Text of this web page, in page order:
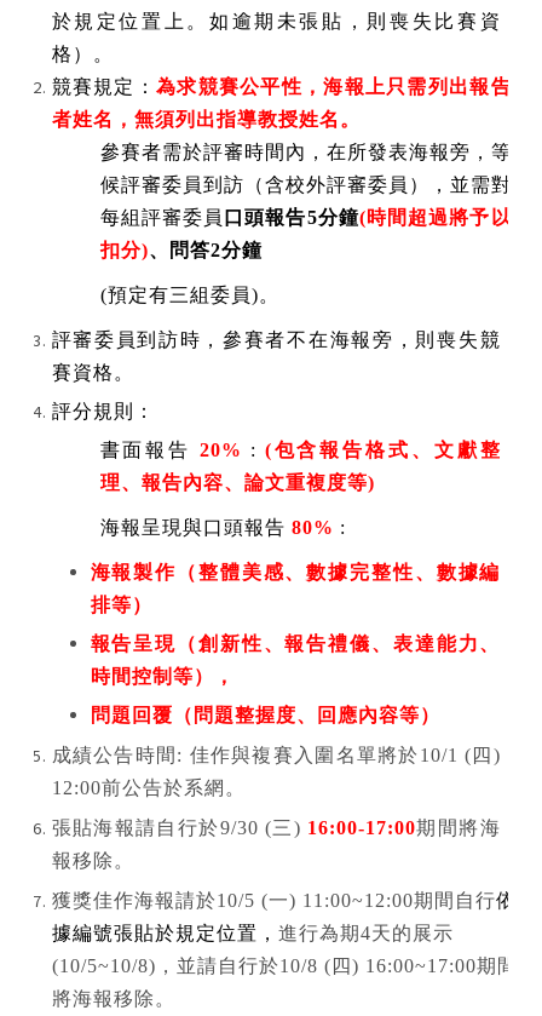
於規定位置上。如逾期未張貼，則喪失比賽資
格）。
競賽規定： 為求競賽公平性，海報上只需列出報告
者姓名，無須列出指導教授姓名。
參賽者需於評審時間內，在所發表海報旁，等
候評審委員到訪（含校外評審委員），並需對
每組評審委員 口頭報告5分鐘(時間超過將予以
扣分)、問答2分鐘
(預定有三組委員)。
評審委員到訪時，參賽者不在海報旁，則喪失競
賽資格。
評分規則：
書面報告 20% : (包含報告格式、文獻整
理、報告內容、論文重複度等)
海報呈現與口頭報告 80% :
海報製作（整體美感、數據完整性、數據編
排等）
報告呈現（創新性、報告禮儀、表達能力、
時間控制等），
問題回覆（問題整握度、回應內容等）
成績公告時間 : 佳作與複賽入圍名單將於 10/1 ( 四 )
12:00前公告於系網。
張貼海報請自行於9/30 (三) 16:00-17:00期間將海
報移除。
獲獎佳作海報請於10/5 (一) 11:00~12:00期間自行依
據編號張貼於規定位置， 進行為期4天的展示
(10/5~10/8) ，並請自行於10/8 ( 四) 16:00~17:00期間
將海報移除。